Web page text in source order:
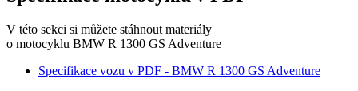
V této sekci si můžete stáhnout materiály
o motocyklu BMW R 1300 GS Adventure
Specifikace vozu v PDF - BMW R 1300 GS Adventure